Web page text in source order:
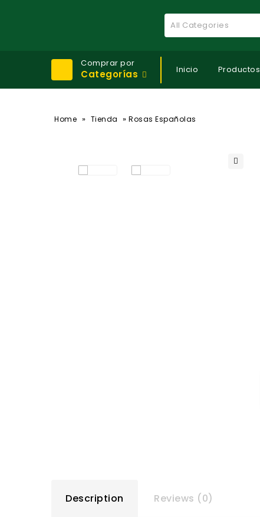
All Categories
Comprar por
Categorías Inicio Productos
Home » Tienda » Rosas Españolas
Description Reviews (0)